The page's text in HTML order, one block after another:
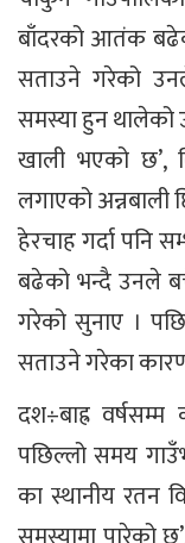
बाँदरको आतंक
सताउने गरेको
समस्या हुन थालेको
खाली भएको छ’,
लगाएको अन्नबाली
हेरचाह गर्दा पनि
बढेको भन्दै उनले
गरेको सुनाए ।
सताउने गरेका
दश÷बाह्र
पछिल्लो समय
का स्थानीय रतन